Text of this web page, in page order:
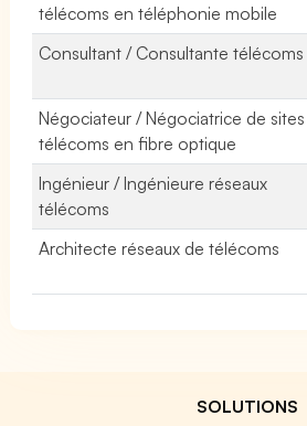
télécoms en téléphonie mobile
Consultant / Consultante télécoms
Négociateur / Négociatrice de sites
télécoms en fibre optique
Ingénieur / Ingénieure réseaux
télécoms
Architecte réseaux de télécoms
SOLUTIONS